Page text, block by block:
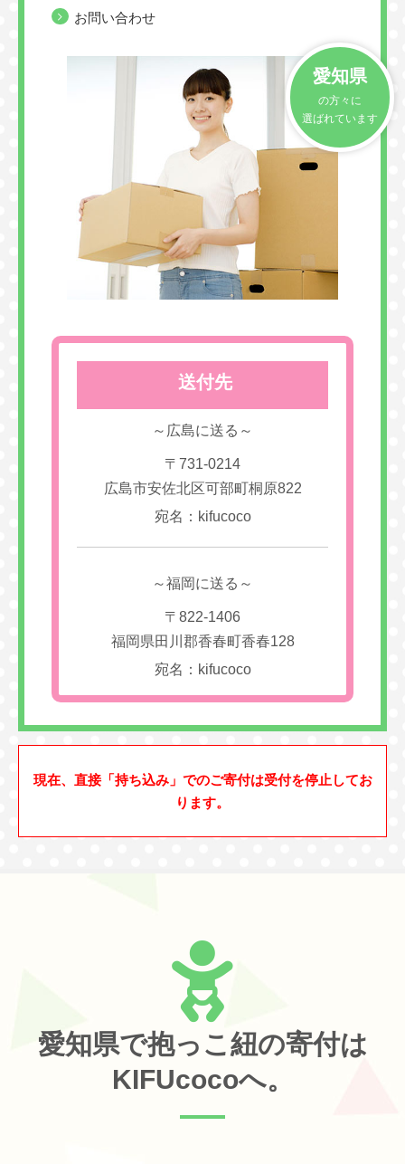
お問い合わせ
愛知県
の方々に
選ばれています
送付先
～広島に送る～
〒731-0214
広島市安佐北区可部町桐原822
宛名：kifucoco
～福岡に送る～
〒822-1406
福岡県田川郡香春町香春128
宛名：kifucoco
現在、直接「持ち込み」でのご寄付は受付を停止してお
ります。
愛知県で抱っこ紐の寄付は
KIFUcocoへ。